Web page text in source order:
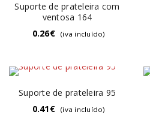
Suporte de prateleira com
ventosa 164
0.26€ (iva incluído)
Suporte de prateleira 95
0.41€ (iva incluído)